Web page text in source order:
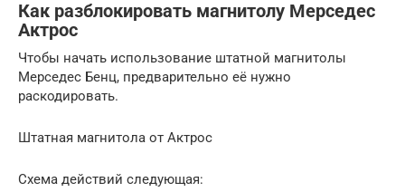
Как разблокировать магнитолу Мерседес
Актрос
Чтобы начать использование штатной магнитолы
Мерседес Бенц, предварительно её нужно
раскодировать.
Штатная магнитола от Актрос
Схема действий следующая: